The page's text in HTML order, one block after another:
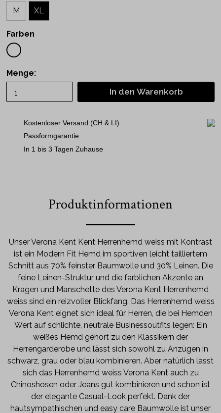
M
XL
Farben
Menge:
In den Warenkorb
Kostenloser Versand (CH & LI)
Passformgarantie
In 1 bis 3 Tagen Zuhause
Produktinformationen
Unser Verona Kent Kent Herrenhemd weiss mit Kontrast
ist ein Modern Fit Hemd im sportiven leicht tailliertem
Schnitt aus 70% feinster Baumwolle und 30% Leinen. Die
feine Leinen-Struktur und die farblichen Akzente an
Kragen und Manschette des Verona Kent Herrenhemd
weiss sind ein reizvoller Blickfang. Das Herrenhemd weiss
Verona Kent eignet sich ideal für Herren, die bei Hemden
Wert auf schlichte, neutrale Businessoutfits legen: Ein
weißes Hemd gehört zu den Klassikern der
Herrengarderobe und lässt sich sowohl zu Anzügen in
schwarz, grau oder blau kombinieren. Aber natürlich lässt
sich das Herrenhemd weiss Verona Kent auch zu
Chinoshosen oder Jeans gut kombinieren und schon ist
der elegante Casual-Look perfekt. Dank der
hautsympathischen und easy care Baumwolle ist unser